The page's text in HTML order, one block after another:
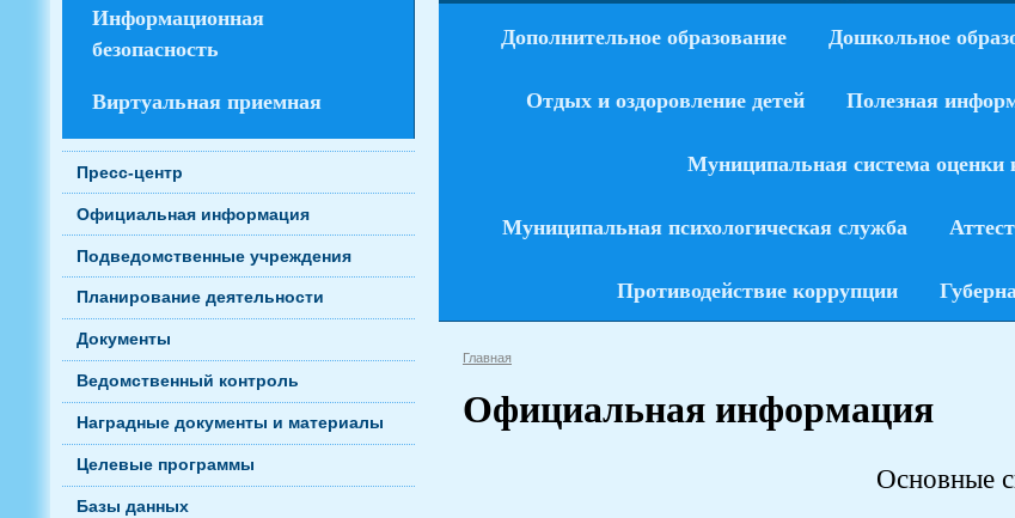
Информационная
безопасность
Виртуальная приемная
Пресс-центр
Официальная информация
Подведомственные учреждения
Планирование деятельности
Документы
Ведомственный контроль
Наградные документы и материалы
Целевые программы
Базы данных
Дополнительное образование Дошкольное
Отдых и оздоровление детей Полезная
Муниципальная система
Муниципальная психологическая служба
Противодействие коррупции
Главная
Официальная информация
Основные